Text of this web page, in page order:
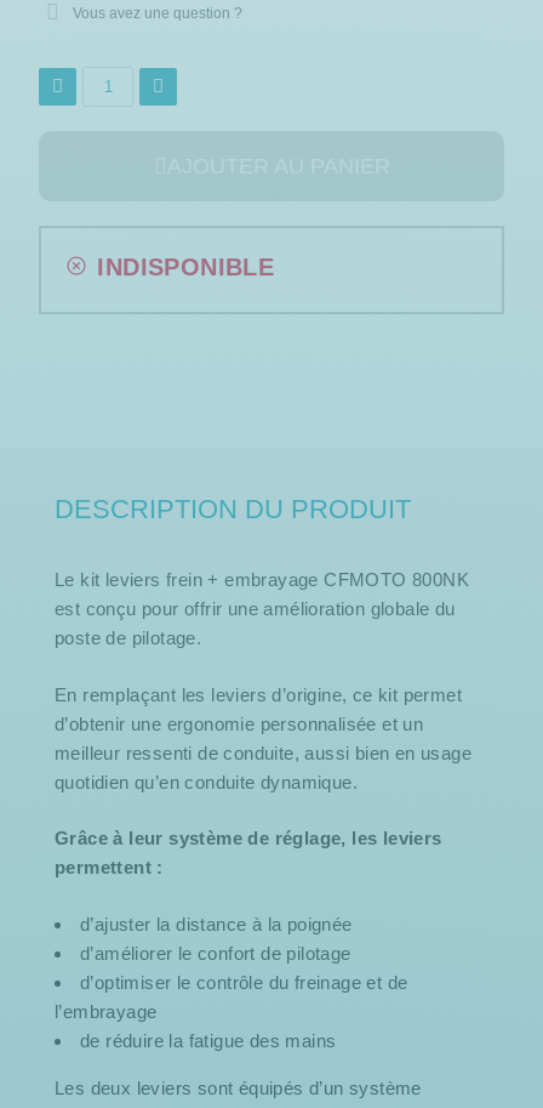
Vous avez une question ?
INDISPONIBLE
DESCRIPTION DU PRODUIT
Le kit leviers frein + embrayage CFMOTO 800NK
est conçu pour offrir une amélioration globale du
poste de pilotage.
En remplaçant les leviers d’origine, ce kit permet
d’obtenir une ergonomie personnalisée et un
meilleur ressenti de conduite, aussi bien en usage
quotidien qu’en conduite dynamique.
Grâce à leur système de réglage, les leviers
permettent :
d’ajuster la distance à la poignée
d’améliorer le confort de pilotage
d’optimiser le contrôle du freinage et de
l’embrayage
de réduire la fatigue des mains
Les deux leviers sont équipés d’un système